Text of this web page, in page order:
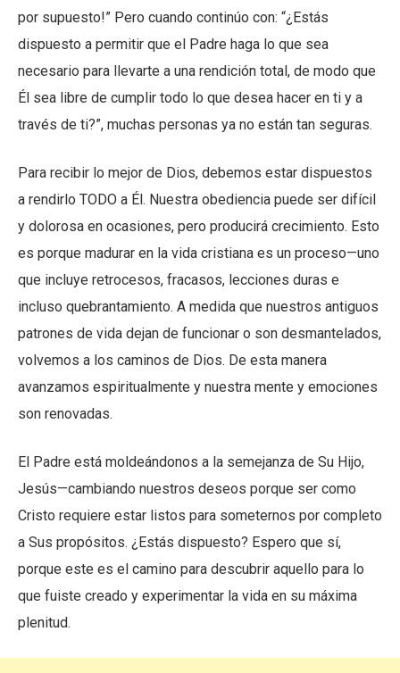
por supuesto!” Pero cuando continúo con: “¿Estás
dispuesto a permitir que el Padre haga lo que sea
necesario para llevarte a una rendición total, de modo que
Él sea libre de cumplir todo lo que desea hacer en ti y a
través de ti?”, muchas personas ya no están tan seguras.
Para recibir lo mejor de Dios, debemos estar dispuestos
a rendirlo TODO a Él. Nuestra obediencia puede ser difícil
y dolorosa en ocasiones, pero producirá crecimiento. Esto
es porque madurar en la vida cristiana es un proceso—uno
que incluye retrocesos, fracasos, lecciones duras e
incluso quebrantamiento. A medida que nuestros antiguos
patrones de vida dejan de funcionar o son desmantelados,
volvemos a los caminos de Dios. De esta manera
avanzamos espiritualmente y nuestra mente y emociones
son renovadas.
El Padre está moldeándonos a la semejanza de Su Hijo,
Jesús—cambiando nuestros deseos porque ser como
Cristo requiere estar listos para someternos por completo
a Sus propósitos. ¿Estás dispuesto? Espero que sí,
porque este es el camino para descubrir aquello para lo
que fuiste creado y experimentar la vida en su máxima
plenitud.